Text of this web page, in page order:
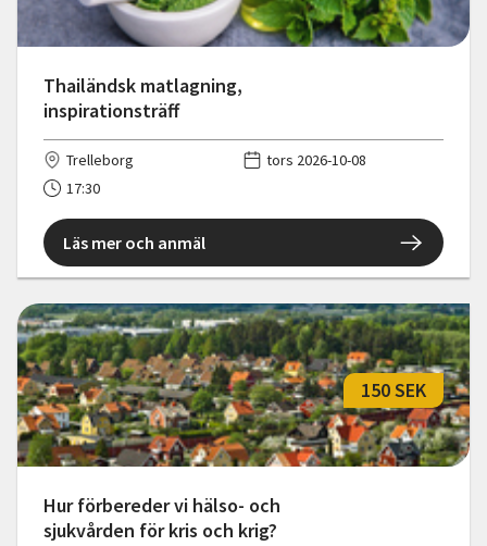
Thailändsk matlagning,
inspirationsträff
Trelleborg
tors 2026-10-08
17:30
Läs mer och anmäl
Hur förbereder vi hälso- och
sjukvården för kris och krig?
150 SEK